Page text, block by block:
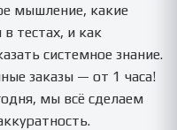
мышление, какие
тестах, и как
системное знание.
заказы — от 1 часа!
мы всё сделаем